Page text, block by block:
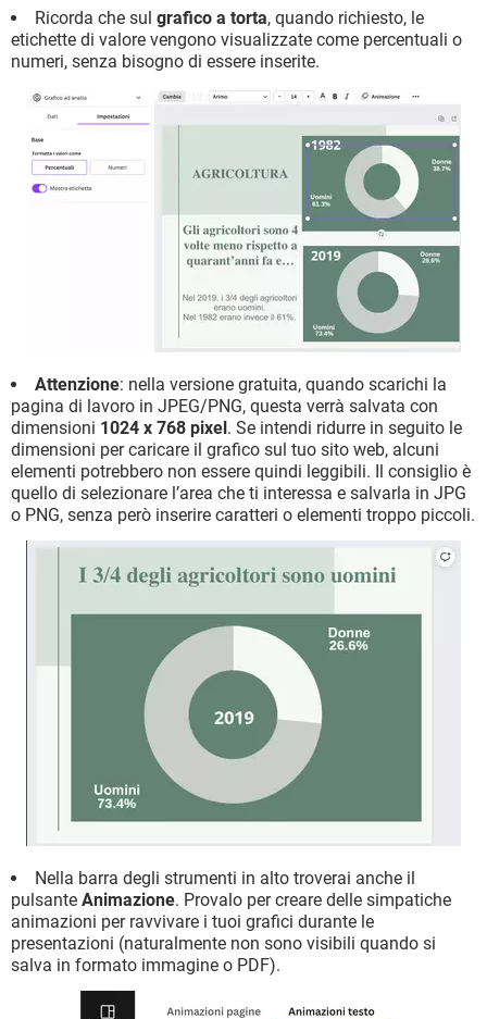
Ricorda che sul grafico a torta, quando richiesto, le
etichette di valore vengono visualizzate come percentuali o
numeri, senza bisogno di essere inserite.
Attenzione: nella versione gratuita, quando scarichi la
pagina di lavoro in JPEG/PNG, questa verrà salvata con
dimensioni 1024 x 768 pixel. Se intendi ridurre in seguito le
dimensioni per caricare il grafico sul tuo sito web, alcuni
elementi potrebbero non essere quindi leggibili. Il consiglio è
quello di selezionare l’area che ti interessa e salvarla in JPG
o PNG, senza però inserire caratteri o elementi troppo piccoli.
Nella barra degli strumenti in alto troverai anche il
pulsante Animazione. Provalo per creare delle simpatiche
animazioni per ravvivare i tuoi grafici durante le
presentazioni (naturalmente non sono visibili quando si
salva in formato immagine o PDF).